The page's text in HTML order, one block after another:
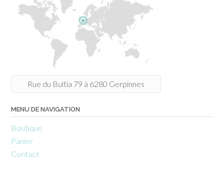
Rue du Bultia 79 à 6280 Gerpinnes
MENU DE NAVIGATION
Boutique
Panier
Contact